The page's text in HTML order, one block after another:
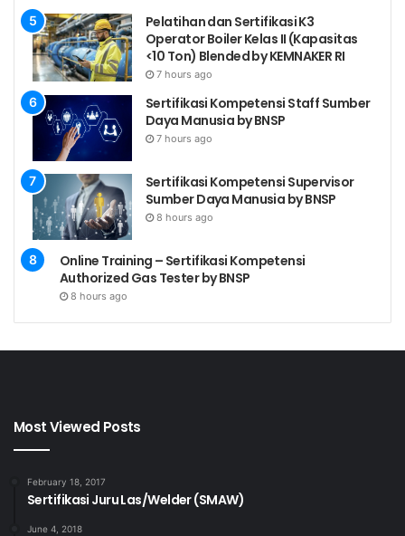
*Email
Perusahaan
Alternatif
eg: gmail, yahoo, hotmail
*Telepon
Kantor
Ekstensi
*Handphone
Pelatihan dan Sertifikasi K3
Operator Boiler Kelas II (Kapasitas
<10 Ton) Blended by KEMNAKER RI
7 hours ago
Sertifikasi Kompetensi Staff Sumber
Daya Manusia by BNSP
7 hours ago
Sertifikasi Kompetensi Supervisor
Sumber Daya Manusia by BNSP
8 hours ago
Online Training – Sertifikasi Kompetensi
Authorized Gas Tester by BNSP
8 hours ago
Most Viewed Posts
February 18, 2017
Sertifikasi Juru Las/Welder (SMAW)
June 4, 2018